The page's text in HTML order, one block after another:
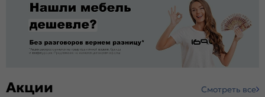
Акции Смотреть все